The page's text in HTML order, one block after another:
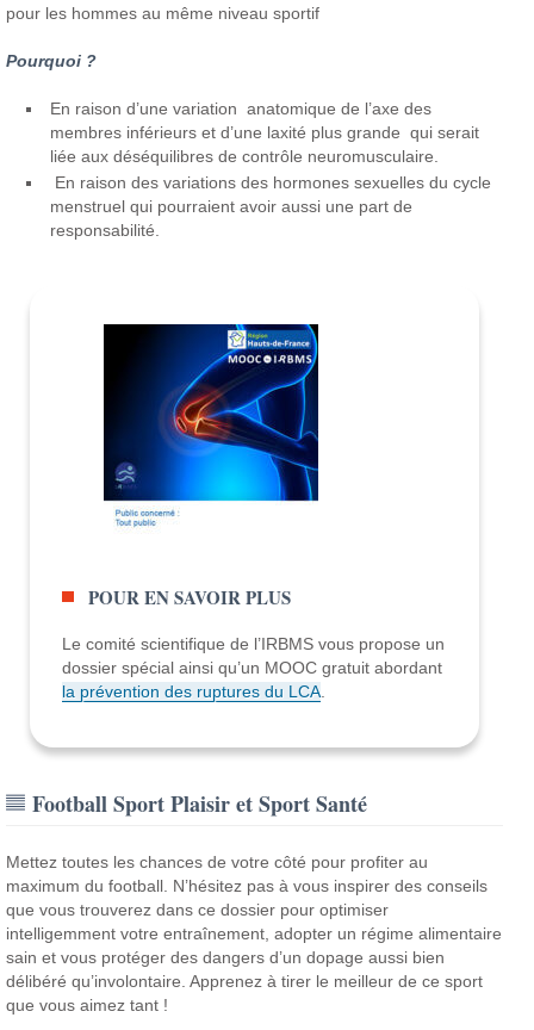
pour les hommes au même niveau sportif
Pourquoi ?
En raison d’une variation anatomique de l’axe des
membres inférieurs et d’une laxité plus grande qui serait
liée aux déséquilibres de contrôle neuromusculaire.
En raison des variations des hormones sexuelles du cycle
menstruel qui pourraient avoir aussi une part de
responsabilité.
POUR EN SAVOIR PLUS
Le comité scientifique de l’IRBMS vous propose un
dossier spécial ainsi qu’un MOOC gratuit abordant
la prévention des ruptures du LCA
Football Sport Plaisir et Sport Santé
Mettez toutes les chances de votre côté pour profiter au
maximum du football. N’hésitez pas à vous inspirer des conseils
que vous trouverez dans ce dossier pour optimiser
intelligemment votre entraînement, adopter un régime alimentaire
sain et vous protéger des dangers d’un dopage aussi bien
délibéré qu’involontaire. Apprenez à tirer le meilleur de ce sport
que vous aimez tant !